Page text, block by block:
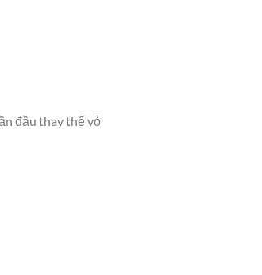
đầu thay thế vỏ